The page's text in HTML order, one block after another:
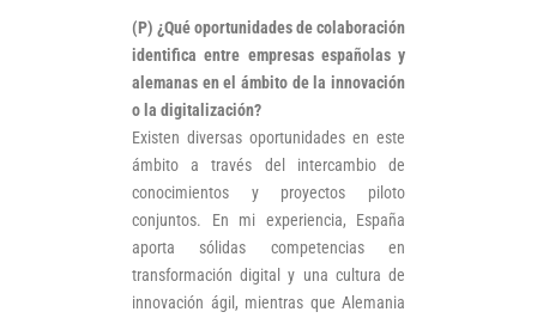
(P) ¿Qué oportunidades de colaboración
identifica entre empresas españolas y
alemanas en el ámbito de la innovación
o la digitalización?
Existen diversas oportunidades en este
ámbito a través del intercambio de
conocimientos y proyectos piloto
conjuntos. En mi experiencia, España
aporta sólidas competencias en
transformación digital y una cultura de
innovación ágil, mientras que Alemania